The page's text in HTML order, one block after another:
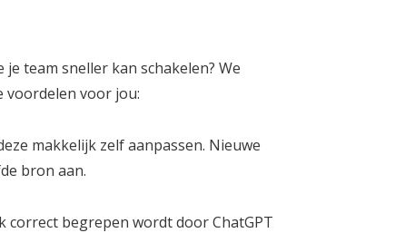
team sneller kan schakelen? We
voordelen voor jou:
makkelijk zelf aanpassen. Nieuwe
bron aan.
correct begrepen wordt door ChatGPT